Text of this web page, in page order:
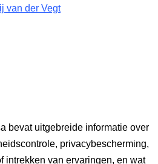
van der Vegt
bevat uitgebreide informatie over
privacybescherming,
intrekken van ervaringen, en wat